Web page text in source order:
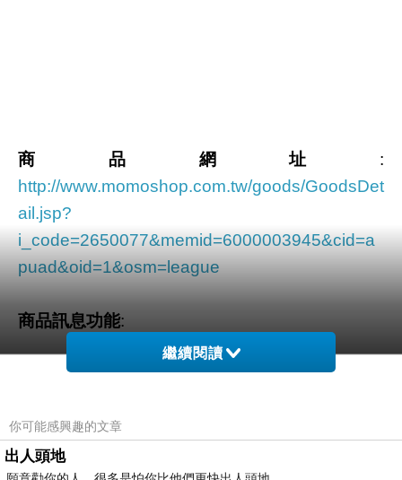
商品網址 :
http://www.momoshop.com.tw/goods/GoodsDet
ail.jsp?
i_code=2650077&memid=6000003945&cid=a
puad&oid=1&osm=league
商品訊息功能:
繼續閱讀
你可能感興趣的文章
出人頭地